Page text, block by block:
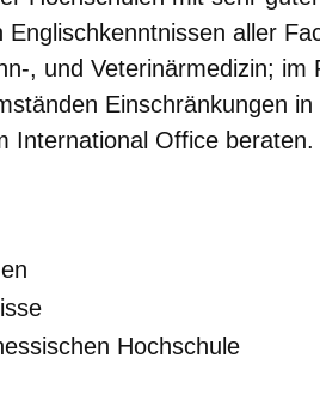
Englischkenntnissen aller
, und Veterinärmedizin; im
Einschränkungen in
International Office beraten.
Hochschule